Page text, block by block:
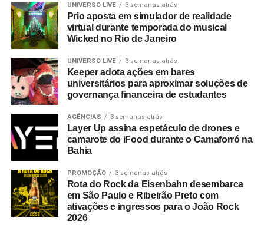
UNIVERSO LIVE 3 semanas atrás
Prio aposta em simulador de realidade
virtual durante temporada do musical
Wicked no Rio de Janeiro
UNIVERSO LIVE 3 semanas atrás
Keeper adota ações em bares
universitários para aproximar soluções de
governança financeira de estudantes
AGÊNCIAS 3 semanas atrás
Layer Up assina espetáculo de drones e
camarote do iFood durante o Camaforró na
Bahia
PROMOÇÃO 3 semanas atrás
Rota do Rock da Eisenbahn desembarca
em São Paulo e Ribeirão Preto com
ativações e ingressos para o João Rock
2026